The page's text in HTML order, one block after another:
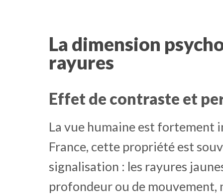
La dimension
rayures
Effet de contraste et
La vue humaine est fortement
France, cette propriété est
signalisation : les rayures
profondeur ou de mouvement,